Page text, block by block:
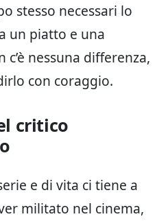
stesso necessari lo
un piatto e una
nessuna differenza,
con coraggio.
critico
e di vita ci tiene a
militato nel cinema,